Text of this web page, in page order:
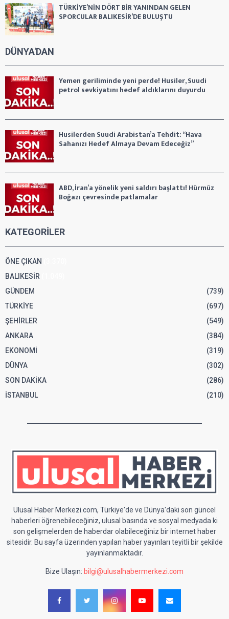
TÜRKİYE’NİN DÖRT BİR YANINDAN GELEN
SPORCULAR BALIKESİR’DE BULUŞTU
DÜNYA'DAN
Yemen geriliminde yeni perde! Husiler, Suudi
petrol sevkiyatını hedef aldıklarını duyurdu
Husilerden Suudi Arabistan’a Tehdit: “Hava
Sahanızı Hedef Almaya Devam Edeceğiz”
ABD, İran’a yönelik yeni saldırı başlattı! Hürmüz
Boğazı çevresinde patlamalar
KATEGORİLER
ÖNE ÇIKAN
BALIKESİR
GÜNDEM
(739)
TÜRKİYE
(697)
ŞEHİRLER
(549)
ANKARA
(384)
EKONOMİ
(319)
DÜNYA
(302)
SON DAKİKA
(286)
İSTANBUL
(210)
Ulusal Haber Merkezi.com, Türkiye'de ve Dünya'daki son güncel
haberleri öğrenebileceğiniz, ulusal basında ve sosyal medyada ki
son gelişmelerden de haberdar olabileceğiniz bir internet haber
sitesidir. Bu sayfa üzerinden yapılan haber yayınları teyitli bir şekilde
yayınlanmaktadır.
Bize Ulaşın: bilgi@ulusalhabermerkezi.com